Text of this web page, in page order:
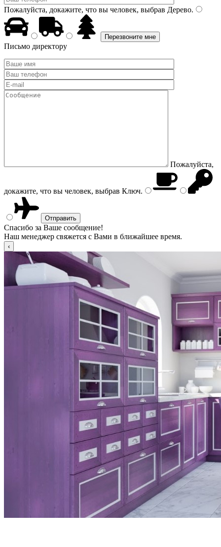
Пожалуйста, докажите, что вы человек, выбрав Дерево.
Письмо директору
Пожалуйста,
докажите, что вы человек, выбрав Ключ.
Спасибо за Ваше сообщение!
Наш менеджер свяжется с Вами в ближайшее время.